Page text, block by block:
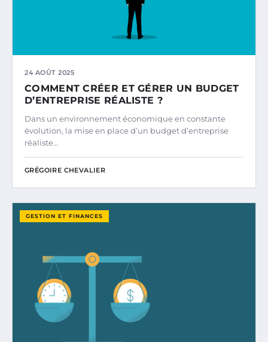
24 AOÛT 2025
COMMENT CRÉER ET GÉRER UN BUDGET
D’ENTREPRISE RÉALISTE ?
Dans un environnement économique en constante
évolution, la mise en place d’un budget d’entreprise
réaliste…
GRÉGOIRE CHEVALIER
GESTION ET FINANCES